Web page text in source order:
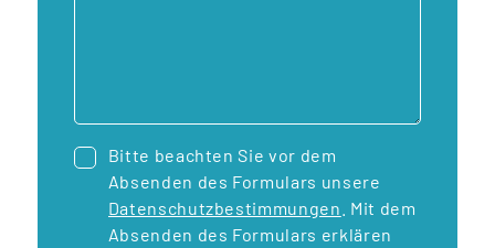
Bitte beachten Sie vor dem
Absenden des Formulars unsere
Datenschutzbestimmungen . Mit dem
Absenden des Formulars erklären